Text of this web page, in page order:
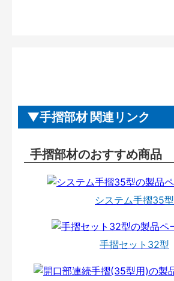
手摺部材 関連リンク
手摺部材のおすすめ商品
システム手摺35型
手摺セット32型